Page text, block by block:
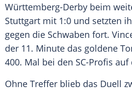
Württemberg-Derby beim
Stuttgart mit 1:0 und setzten
gegen die Schwaben fort.
der 11. Minute das goldene
400. Mal bei den SC-Profis
Ohne Treffer blieb das Duell